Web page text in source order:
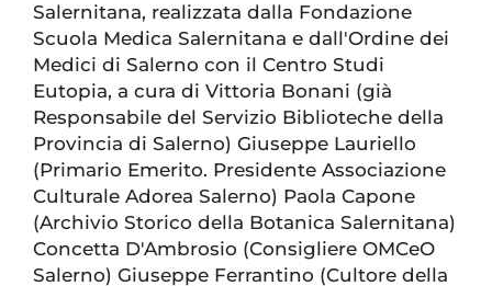
Salernitana, realizzata dalla Fondazione
Scuola Medica Salernitana e dall'Ordine dei
Medici di Salerno con il Centro Studi
Eutopia, a cura di Vittoria Bonani (già
Responsabile del Servizio Biblioteche della
Provincia di Salerno) Giuseppe Lauriello
(Primario Emerito. Presidente Associazione
Culturale Adorea Salerno) Paola Capone
(Archivio Storico della Botanica Salernitana)
Concetta D'Ambrosio (Consigliere OMCeO
Salerno) Giuseppe Ferrantino (Cultore della